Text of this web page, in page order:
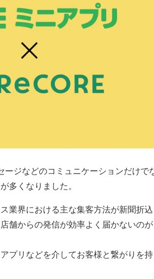
ージなどのコミュニケーションだけで
多くなりました。
業界における主な集客方法が新聞折込
舗からの発信が効率よく届かないのが
プリなどを介してお客様と繋がりを持